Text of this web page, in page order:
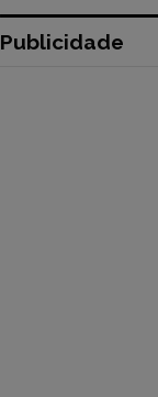
Publicidade